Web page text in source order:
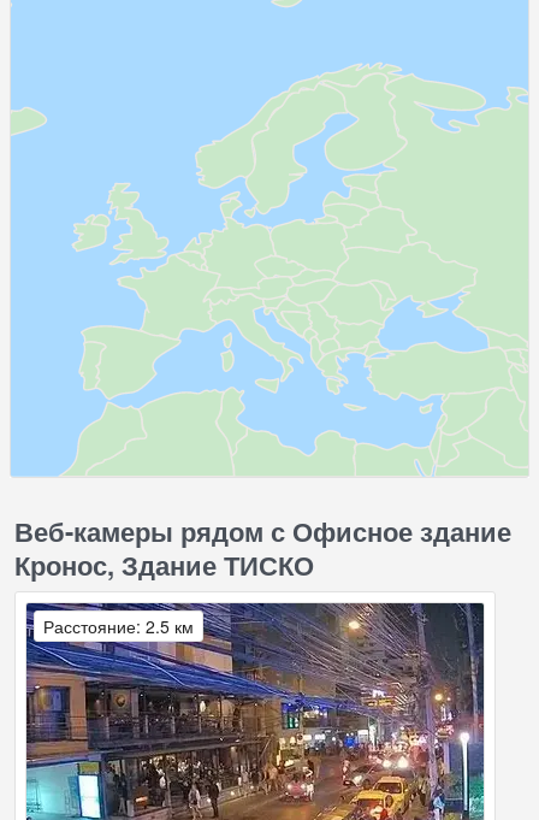
Веб-камеры рядом с Офисное здание
Кронос, Здание ТИСКО
Расстояние: 2.5 км